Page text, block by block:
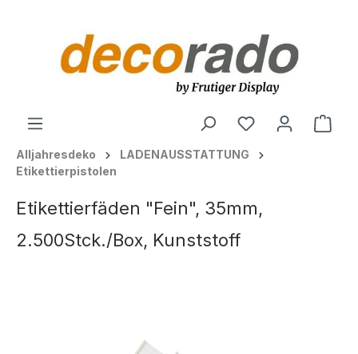
Alljahresdeko
LADENAUSSTATTUNG
Etikettierpistolen
Etikettierfäden "Fein", 35mm,
2.500Stck./Box, Kunststoff